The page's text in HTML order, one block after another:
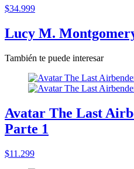
$34.999
Lucy M.
También te puede interesar
Avatar The Last
Parte 1
$11.299